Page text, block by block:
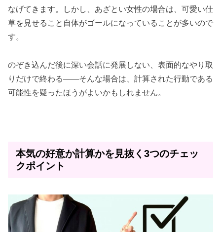
なげてきます。しかし、あざとい女性の場合は、可愛い仕
草を見せること自体がゴールになっていることが多いので
す。
のぞき込んだ後に深い会話に発展しない、表面的なやり取
りだけで終わる――そんな場合は、計算された行動である
可能性を疑ったほうがよいかもしれません。
本気の好意か計算かを見抜く3つのチェッ
クポイント